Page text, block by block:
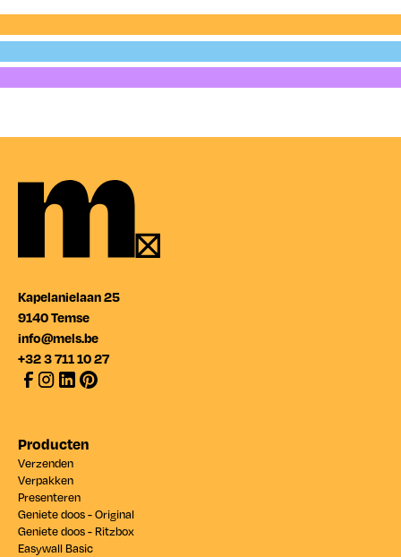
Verzenden
Verpakken
Kapelanielaan 25
9140 Temse
info@mels.be
+32 3 711 10 27
Producten
Verzenden
Verpakken
Presenteren
Geniete doos - Original
Geniete doos - Ritzbox
Easywall Basic